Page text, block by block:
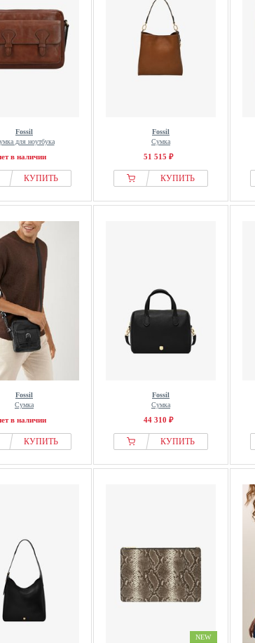
Fossil
для ноутбука
в наличии
КУПИТЬ
Fossil
Сумка
51 515 ₽
КУПИТЬ
Fossil
Сумка
в наличии
КУПИТЬ
Fossil
Сумка
44 310 ₽
КУПИТЬ
NEW